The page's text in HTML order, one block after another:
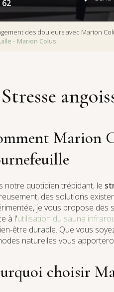
62
des douleurs avec Marion
- Marion Colus
Stresse
Marion
notre quotidien trépidant, le
des solutions
je vous propose des
à l'utilisation du sauna
être durable. Que vous
naturelles vous
choisir